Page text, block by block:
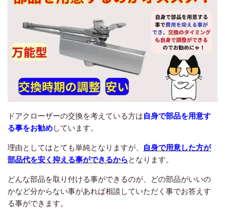
ドアクローザーの交換を考えている方は自身で部品を用意す
る事をお勧めしています。
理由としてはとても単純となりますが、
自身で用意した方が
部品代を安く抑える事ができるからとなります。
どんな部品を取り付ける事ができるのが、どの部品がいいの
かなど分からない事があれば相談していただく事でお答えす
る事ができます。